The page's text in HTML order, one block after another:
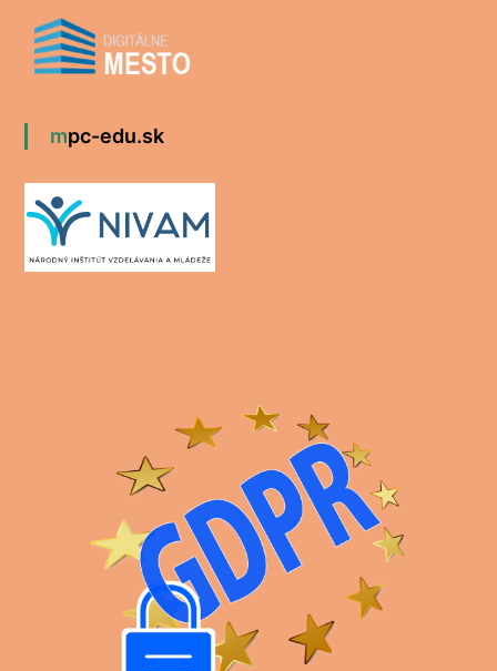
mpc-edu.sk